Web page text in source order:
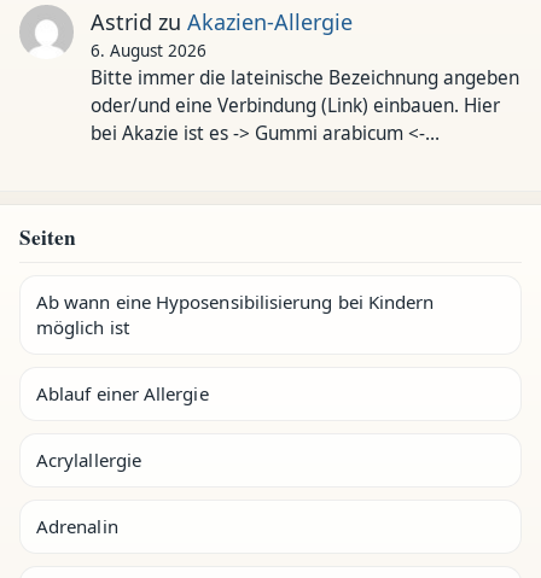
Astrid zu Akazien-Allergie
6. August 2026
Bitte immer die lateinische Bezeichnung angeben
oder/und eine Verbindung (Link) einbauen. Hier
bei Akazie ist es -> Gummi arabicum <-…
Seiten
Ab wann eine Hyposensibilisierung bei Kindern
möglich ist
Ablauf einer Allergie
Acrylallergie
Adrenalin